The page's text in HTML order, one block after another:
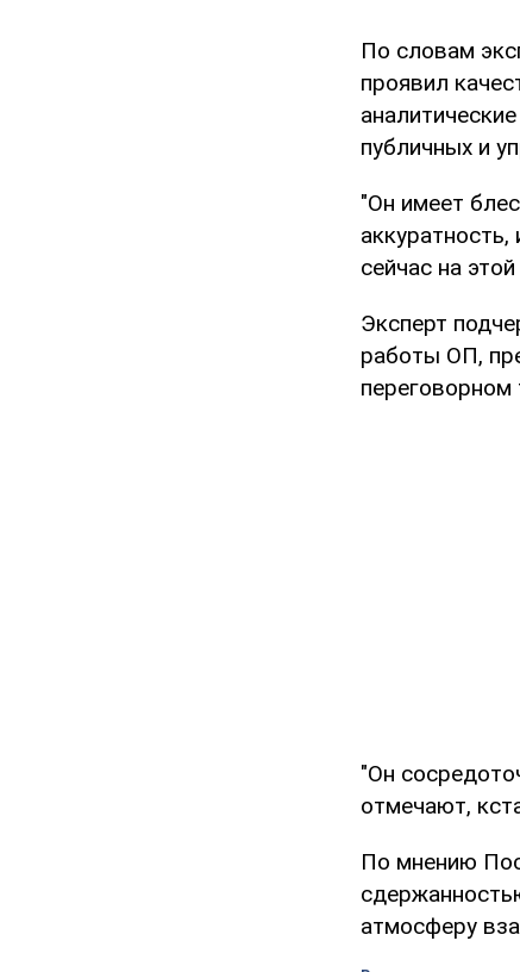
По словам
проявил
публичных и
"Он имеет
сейчас на
Эксперт
работы ОП,
переговорном
"Он
отмечают,
По мнению
атмосферу